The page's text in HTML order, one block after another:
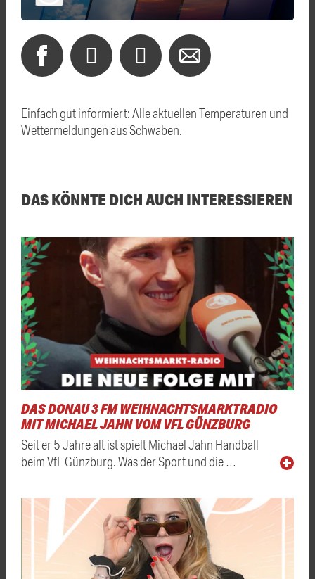
Einfach gut informiert: Alle aktuellen Temperaturen und
Wettermeldungen aus Schwaben.
DAS KÖNNTE DICH AUCH INTERESSIEREN
DAS DONAU 3 FM WEIHNACHTSMARKTRADIO
MIT MICHAEL JAHN VOM VFL GÜNZBURG
Seit er 5 Jahre alt ist spielt Michael Jahn Handball
beim VfL Günzburg. Was der Sport und die …